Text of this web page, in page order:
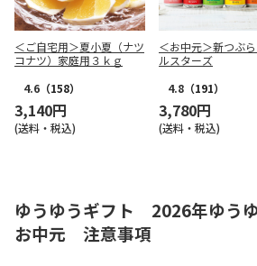
＜ご自宅用＞夏小夏（ナツ
コナツ）家庭用３ｋｇ
4.6 （158）
3,140円
(送料・税込)
＜お中元＞新つぶ
ルスターズ
4.8 （191）
3,780円
(送料・税込)
ゆうゆうギフト 2026年ゆう
お中元 注意事項